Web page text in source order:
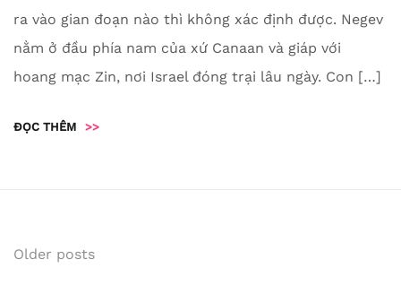
ra vào gian đoạn nào thì không xác định được. Negev
nằm ở đầu phía nam của xứ Canaan và giáp với
hoang mạc Zin, nơi Israel đóng trại lâu ngày. Con […]
ĐỌC THÊM >>
Posts
Older posts